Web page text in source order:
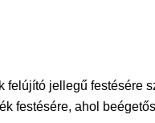
felújító jellegű festésére
festésére, ahol